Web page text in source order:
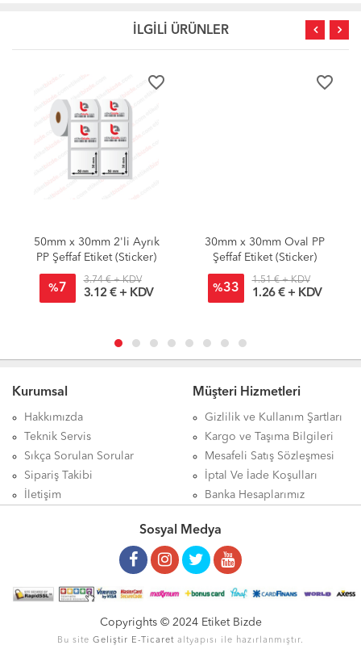
İLGİLİ ÜRÜNLER
favorite_border
50mm x 30mm 2'li Ayrık
PP Şeffaf Etiket (Sticker)
% 7
3.74 € + KDV
3.12 € + KDV
favorite_border
30mm x 30mm Oval PP
Şeffaf Etiket (Sticker)
%33
1.51 € + KDV
1.26 € + KDV
Kurumsal
Hakkımızda
Teknik Servis
Sıkça Sorulan Sorular
Sipariş Takibi
İletişim
Müşteri Hizmetleri
Gizlilik ve Kullanım Şartları
Kargo ve Taşıma Bilgileri
Mesafeli Satış Sözleşmesi
İptal Ve İade Koşulları
Banka Hesaplarımız
Sosyal Medya
Copyrights © 2024 Etiket Bizde
Bu site Geliştir E-Ticaret altyapısı ile hazırlanmıştır.